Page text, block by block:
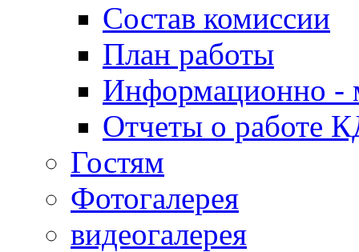
Состав комиссии
План работы
Информационно -
Отчеты о работе
Гостям
Фотогалерея
видеогалерея